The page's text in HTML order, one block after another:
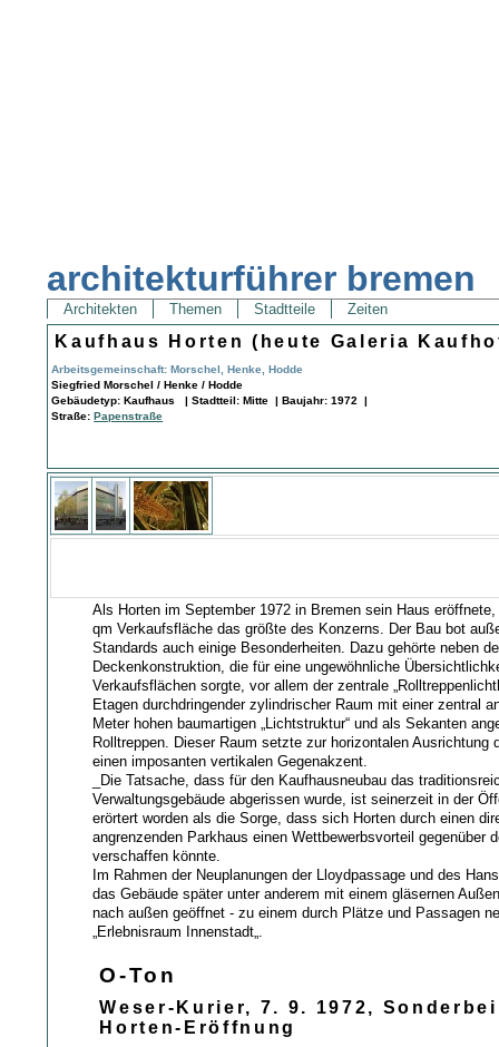
architekturführer bremen
Architekten Themen Stadtteile Zeiten
Kaufhaus Horten (heute Galeria
Arbeitsgemeinschaft: Morschel, Henke, Hodde
Siegfried Morschel / Henke / Hodde
Gebäudetyp: Kaufhaus | Stadtteil: Mitte | Baujahr: 1972 |
Straße:Papenstraße
Als Horten im September 1972 in Bremen sein Haus
qm Verkaufsfläche das größte des Konzerns. Der Bau bot
Standards auch einige Besonderheiten. Dazu gehörte neben
Deckenkonstruktion, die für eine ungewöhnliche
Verkaufsflächen sorgte, vor allem der zentrale
Etagen durchdringender zylindrischer Raum mit einer zentral
Meter hohen baumartigen „Lichtstruktur“ und als Sekanten
Rolltreppen. Dieser Raum setzte zur horizontalen Ausrichtung
einen imposanten vertikalen Gegenakzent.
_Die Tatsache, dass für den Kaufhausneubau das
Verwaltungsgebäude abgerissen wurde, ist seinerzeit in der
erörtert worden als die Sorge, dass sich Horten durch einen
angrenzenden Parkhaus einen Wettbewerbsvorteil gegenüber
verschaffen könnte.
Im Rahmen der Neuplanungen der Lloydpassage und des
das Gebäude später unter anderem mit einem gläsernen
nach außen geöffnet - zu einem durch Plätze und Passagen
„Erlebnisraum Innenstadt„.
O-Ton
Weser-Kurier, 7. 9. 1972,
Horten-Eröffnung